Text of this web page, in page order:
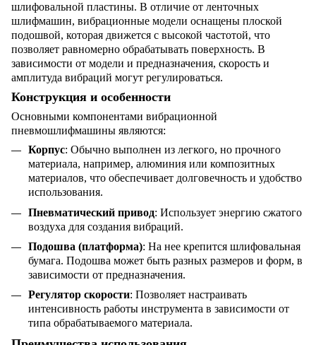
шлифовальной пластины. В отличие от ленточных
шлифмашин, вибрационные модели оснащены плоской
подошвой, которая движется с высокой частотой, что
позволяет равномерно обрабатывать поверхность. В
зависимости от модели и предназначения, скорость и
амплитуда вибраций могут регулироваться.
Конструкция и особенности
Основными компонентами вибрационной
пневмошлифмашины являются:
Корпус: Обычно выполнен из легкого, но прочного
материала, например, алюминия или композитных
материалов, что обеспечивает долговечность и удобство
использования.
Пневматический привод: Использует энергию сжатого
воздуха для создания вибраций.
Подошва (платформа): На нее крепится шлифовальная
бумага. Подошва может быть разных размеров и форм, в
зависимости от предназначения.
Регулятор скорости: Позволяет настраивать
интенсивность работы инструмента в зависимости от
типа обрабатываемого материала.